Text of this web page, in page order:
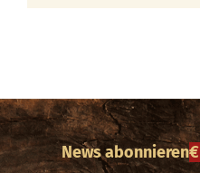
News abonnieren